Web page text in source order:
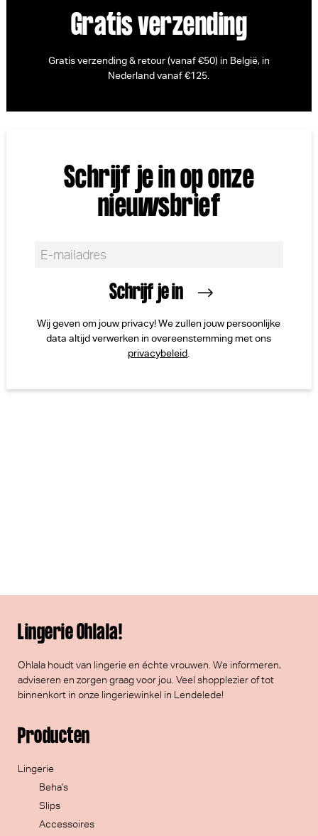
Gratis verzending
Gratis verzending & retour (vanaf €50) in België, in
Nederland vanaf €125.
Schrijf je in op onze
nieuwsbrief
Wij geven om jouw privacy! We zullen jouw persoonlijke
data altijd verwerken in overeenstemming met ons
privacybeleid
Lingerie Ohlala!
Ohlala houdt van lingerie en échte vrouwen. We informeren,
adviseren en zorgen graag voor jou. Veel shopplezierof tot
binnenkort in onze lingeriewinkel in Lendelede!
Producten
Lingerie
Beha's
Slips
Accessoires